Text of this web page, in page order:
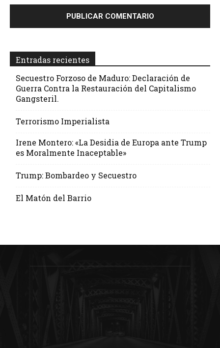
Entradas recientes
Secuestro Forzoso de Maduro: Declaración de
Guerra Contra la Restauración del Capitalismo
Gangsteril.
Terrorismo Imperialista
Irene Montero: «La Desidia de Europa ante Trump
es Moralmente Inaceptable»
Trump: Bombardeo y Secuestro
El Matón del Barrio